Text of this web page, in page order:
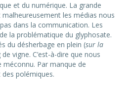
et du numérique. La grande
les médias nous
dans la communication. Les
la problématique du glyphosate.
du désherbage en plein (sur la
vigne. C’est-à-dire que nous
méconnu. Par manque de
polémiques.